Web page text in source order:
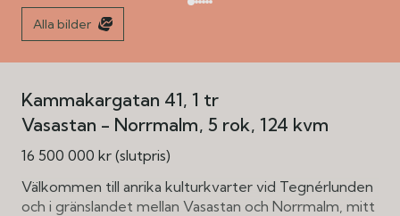
Alla bilder
Kammakargatan 41, 1 tr
Vasastan - Norrmalm 5 rok 124 kvm
16 500 000 kr (slutpris)
Välkommen till anrika kulturkvarter vid Tegnérlunden
och i gränslandet mellan Vasastan och Norrmalm, mitt